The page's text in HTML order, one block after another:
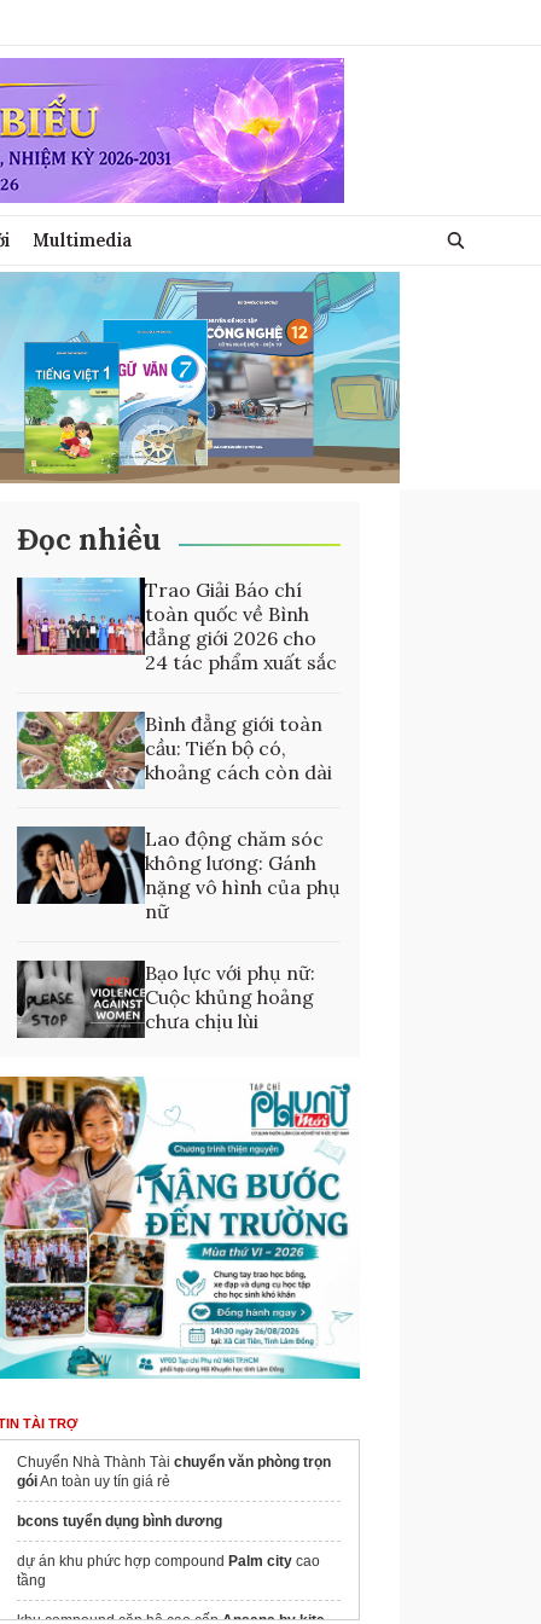
Multimedia
Đọc nhiều
Trao Giải Báo chí
toàn quốc về Bình
đẳng giới 2026 cho
24 tác phẩm xuất sắc
Bình đẳng giới toàn
cầu: Tiến bộ có,
khoảng cách còn dài
Lao động chăm sóc
không lương: Gánh
nặng vô hình của phụ
nữ
Bạo lực với phụ nữ:
Cuộc khủng hoảng
chưa chịu lùi
TÀI TRỢ
Chuyển Nhà Thành Tài chuyển văn phòng trọn
góiAn toàn uy tín giá rẻ
bcons tuyển dụng bình dương
dự án khu phức hợp compound Palm city cao
tầng
khu compound căn hộ cao cấpAnsana by kita